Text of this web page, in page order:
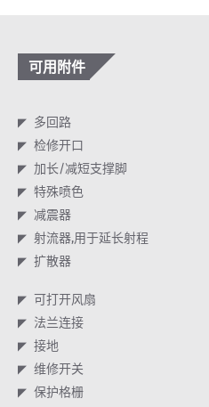
可用附件
多回路
检修开口
加长/减短支撑脚
特殊喷色
减震器
射流器,用于延长射程
扩散器
可打开风扇
法兰连接
接地
维修开关
保护格栅